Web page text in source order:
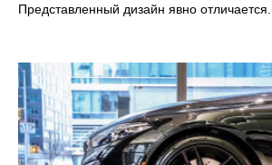
Представленный дизайн явно отличается...